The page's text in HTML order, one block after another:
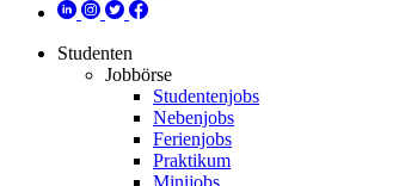
Studenten
Jobbörse
Studentenjobs
Nebenjobs
Ferienjobs
Praktikum
Minijobs